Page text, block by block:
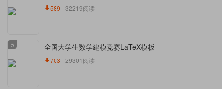
589 32219阅读
5 全国大学生数学建模竞赛LaTeX模板
703 29301阅读